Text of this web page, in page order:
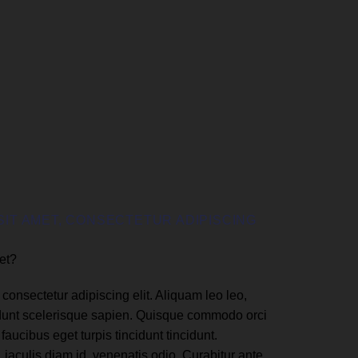
AMET, CONSECTETUR ADIPISCING
consectetur adipiscing elit. Aliquam leo leo,
scelerisque sapien. Quisque commodo orci
eget turpis tincidunt tincidunt.
iaculis diam id, venenatis odio. Curabitur ante